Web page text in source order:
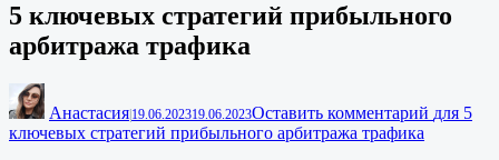
5 ключевых стратегий прибыльного
арбитража трафика
Анастасия 19.06.202319.06.2023Оставить комментарий для 5
ключевых стратегий прибыльного арбитража трафика